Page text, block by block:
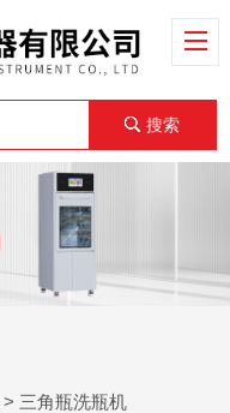
搜索
> 三角瓶洗瓶机